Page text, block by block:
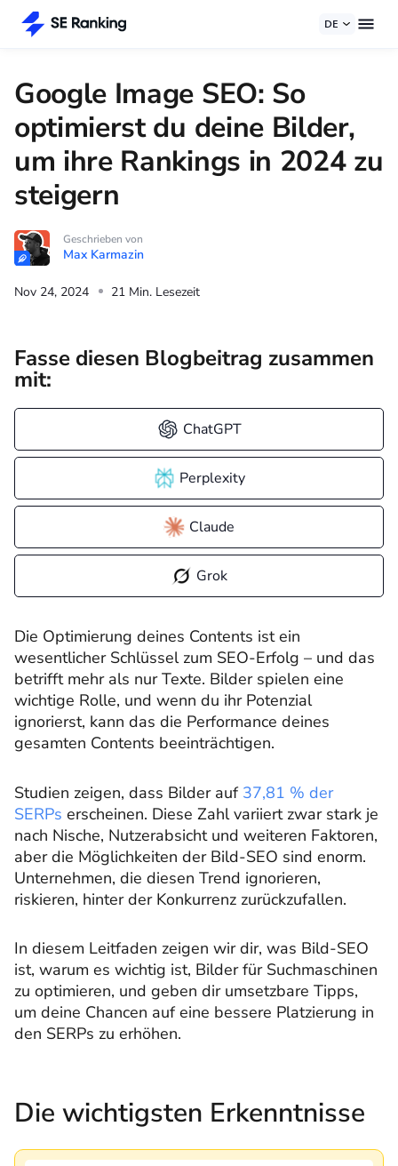
DE
Google Image SEO: So
optimierst du deine Bilder,
um ihre Rankings in 2024 zu
steigern
Geschrieben von
Max Karmazin
Nov 24, 2024 21 Min. Lesezeit
Fasse diesen Blogbeitrag zusammen
mit:
ChatGPT
Perplexity
Claude
Grok
Die Optimierung deines Contents ist ein
wesentlicher Schlüssel zum SEO-Erfolg – und das
betrifft mehr als nur Texte. Bilder spielen eine
wichtige Rolle, und wenn du ihr Potenzial
ignorierst, kann das die Performance deines
gesamten Contents beeinträchtigen.
Studien zeigen, dass Bilder auf 37,81 % der
SERPs erscheinen. Diese Zahl variiert zwar stark je
nach Nische, Nutzerabsicht und weiteren Faktoren,
aber die Möglichkeiten der Bild-SEO sind enorm.
Unternehmen, die diesen Trend ignorieren,
riskieren, hinter der Konkurrenz zurückzufallen.
In diesem Leitfaden zeigen wir dir, was Bild-SEO
ist, warum es wichtig ist, Bilder für Suchmaschinen
zu optimieren, und geben dir umsetzbare Tipps,
um deine Chancen auf eine bessere Platzierung in
den SERPs zu erhöhen.
Die wichtigsten Erkenntnisse